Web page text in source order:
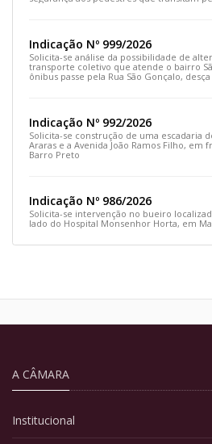
Indicação Nº 999/2026
Solicita-se análise da possibilidade de
transporte coletivo que atende o bairro
ônibus passe pela Rua São Gonçalo,
Indicação Nº 992/2026
Solicita-se construção de uma escadaria
Araras e a Avenida João Ramos Filho, em
Barro Preto
Indicação Nº 986/2026
Solicita-se intervenção no bueiro
lado do Hospital Monsenhor Horta, em
A CÂMARA
Institucional